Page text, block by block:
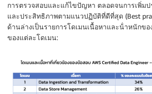
การตรวจสอบและแก้ไขปัญหา ตลอดจนการเพิ่ม
และประสิทธิภาพตามแนวปฏิบัติที่ดีที่สุด (Best
ด้านล่างเป็นรายการโดเมนเนื้อหาและน้ําหนักข
ของแต่ละโดเมน: